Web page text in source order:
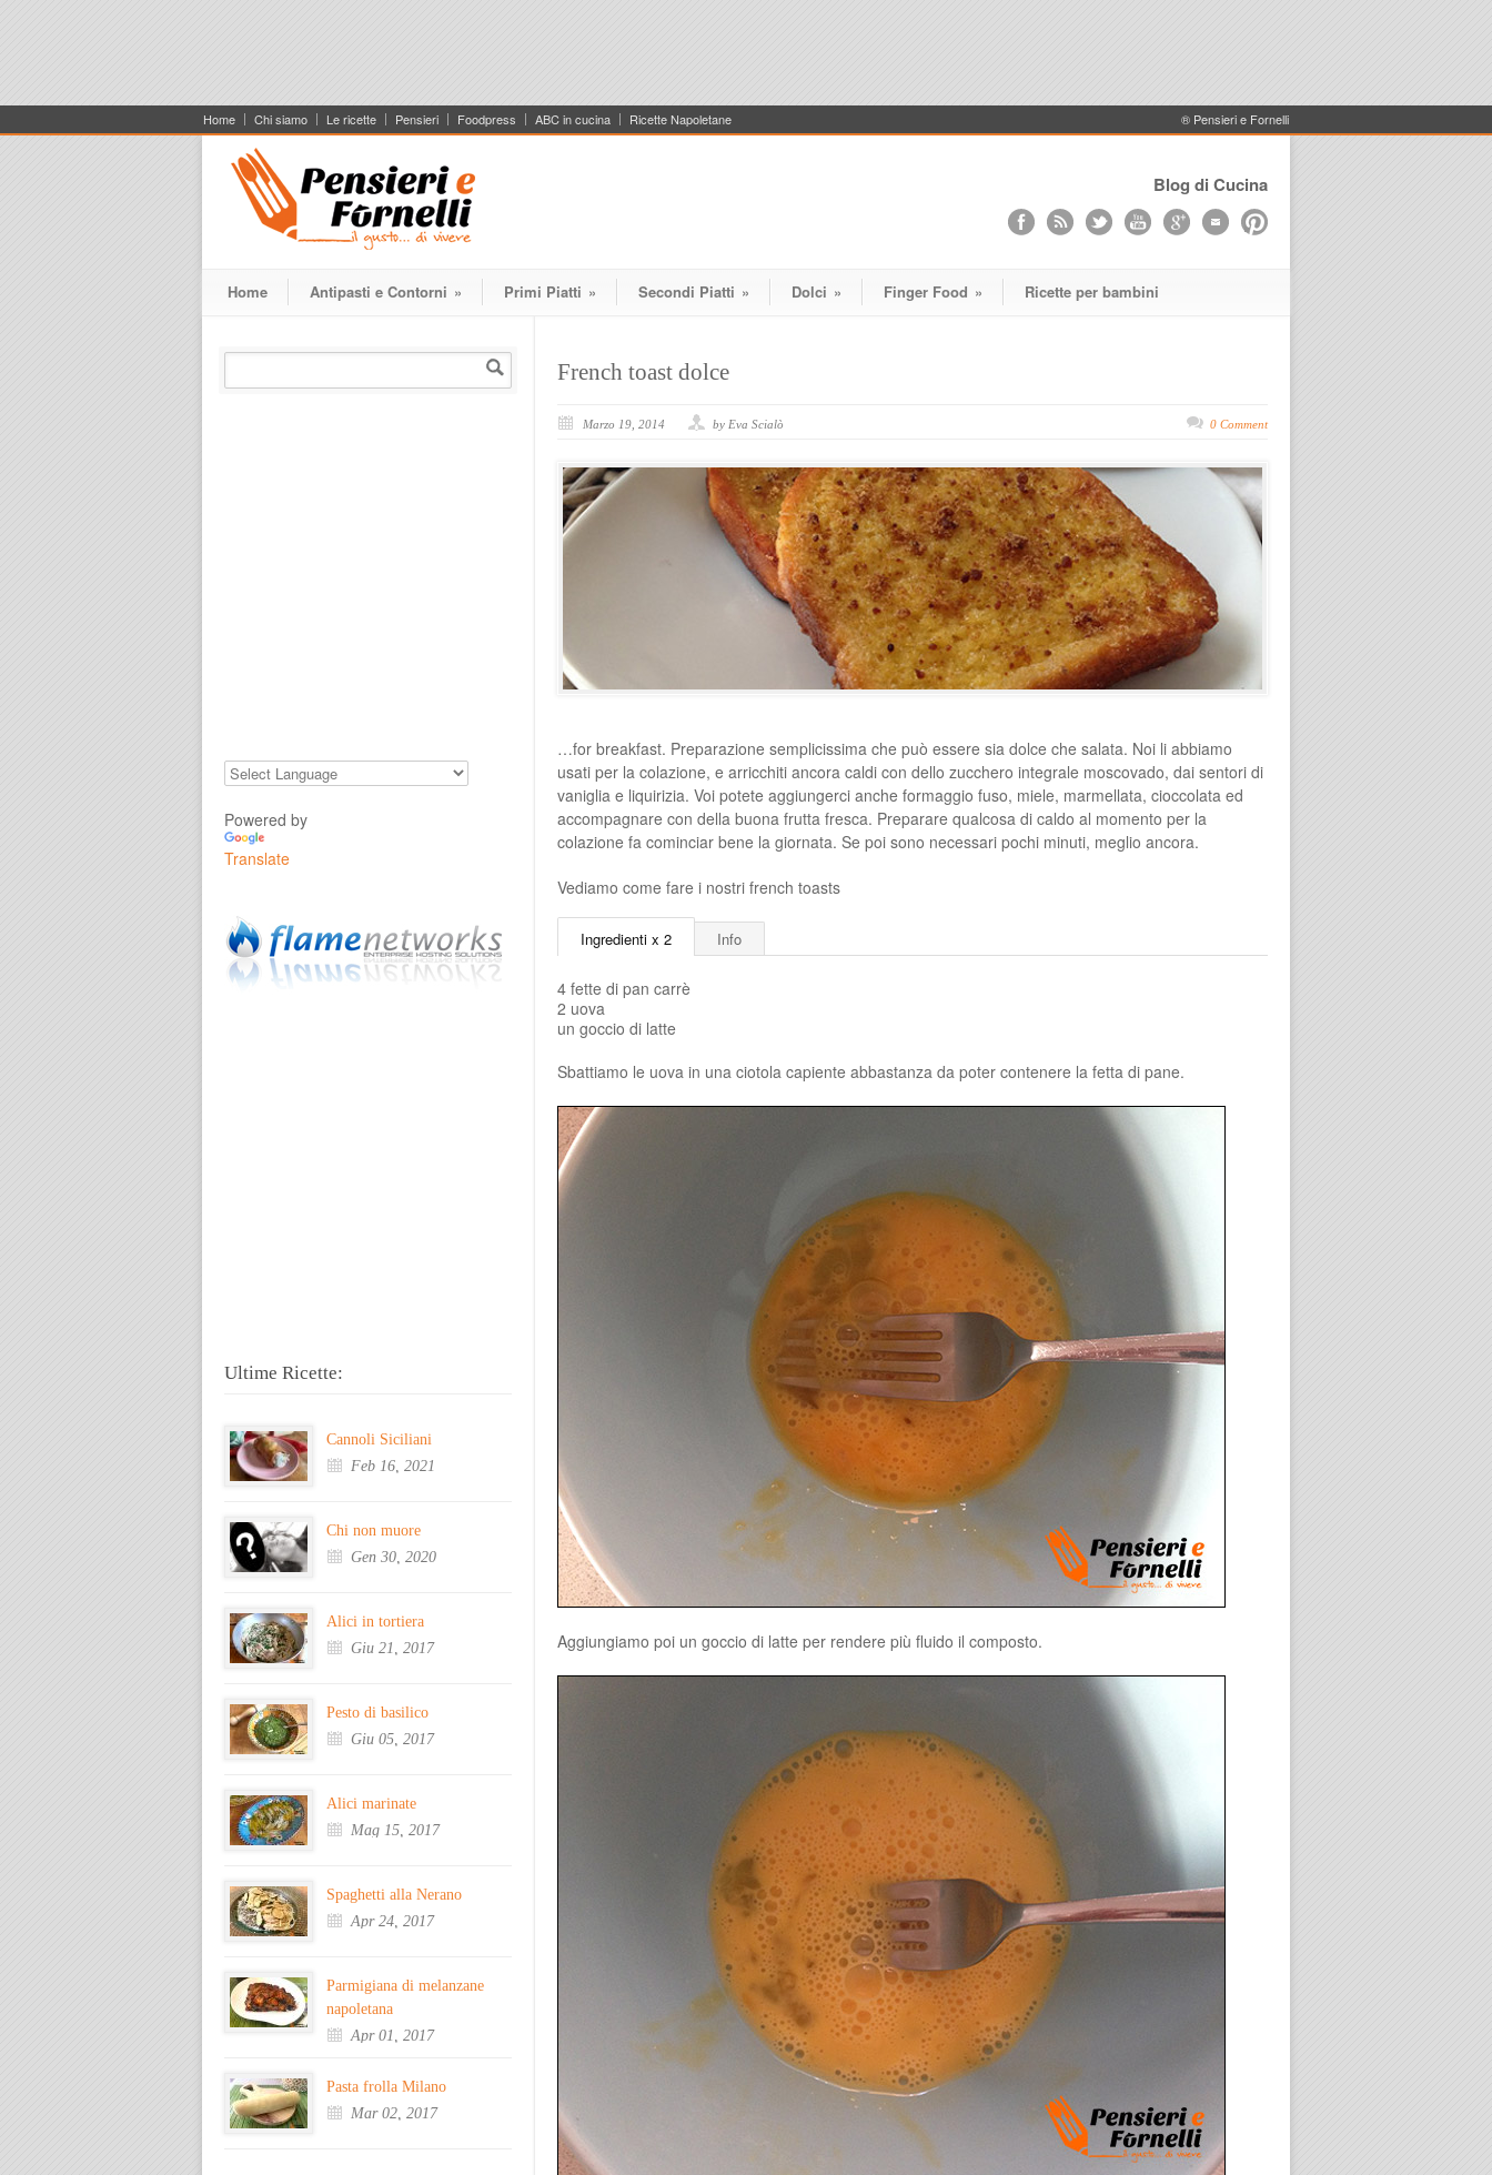
Home Chi siamo Le ricette Pensieri Foodpress ABC in cucina Ricette Napoletane ® Pensieri e Fornelli
Blog di Cucina
Home Antipasti e Contorni » Primi Piatti » Secondi Piatti » Dolci » Finger Food » Ricette per bambini
French toast dolce
Marzo 19, 2014 by Eva Scialò 0 Comment
…for breakfast. Preparazione semplicissima che può essere sia dolce che salata. Noi li abbiamo
usati per la colazione, e arricchiti ancora caldi con dello zucchero integrale moscovado, dai sentori di
vaniglia e liquirizia. Voi potete aggiungerci anche formaggio fuso, miele, marmellata, cioccolata ed
accompagnare con della buona frutta fresca. Preparare qualcosa di caldo al momento per la
colazione fa cominciar bene la giornata. Se poi sono necessari pochi minuti, meglio ancora.
Vediamo come fare i nostri french toasts
Ingredienti x 2 Info
4 fette di pan carrè
2 uova
un goccio di latte
Sbattiamo le uova in una ciotola capiente abbastanza da poter contenere la fetta di pane.
Aggiungiamo poi un goccio di latte per rendere più fluido il composto.
Powered by
Translate
Ultime Ricette:
Cannoli Siciliani
Feb 16, 2021
Chi non muore
Gen 30, 2020
Alici in tortiera
Giu 21, 2017
Pesto di basilico
Giu 05, 2017
Alici marinate
Mag 15, 2017
Spaghetti alla Nerano
Apr 24, 2017
Parmigiana di melanzane
napoletana
Apr 01, 2017
Pasta frolla Milano
Mar 02, 2017